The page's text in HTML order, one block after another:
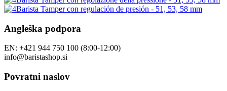
Angleška podpora
EN: +421 944 750 100 (8:00-12:00)
info@baristashop.si
Povratni naslov